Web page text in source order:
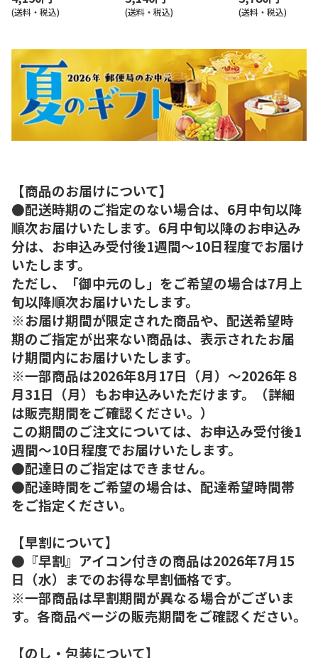
(送料・税込) (送料・税込) (送料・税込)
【商品のお届けについて】
●配送時期のご指定のない場合は、6月中旬以降
順次お届けいたします。6月中旬以降のお申込み
分は、お申込み受付後1週間～10日程度でお届け
いたします。
ただし、「御中元のし」をご希望の場合は7月上
旬以降順次お届けいたします。
※お届け期間が限定された商品や、配送希望時
期のご指定が出来ない商品は、表示されたお届
け期間内にお届けいたします。
※一部商品は2026年8月17日（月）～2026年８
月31日（月）もお申込みいただけます。（詳細
は販売期間をご確認ください。）
この期間のご注文については、お申込み受付後1
週間～10日程度でお届けいたします。
●配達日のご指定はできません。
●配達時間をご希望の場合は、配達希望時間帯
をご指定ください。
【早割について】
●『早割』アイコン付きの商品は2026年7月15
日（水）までのお得な早割価格です。
※一部商品は早割期間が異なる場合がございま
す。各商品ページの販売期間をご確認ください。
【のし・包装について】